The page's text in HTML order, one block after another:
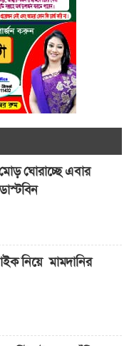
ঘোরাচ্ছে এবার
নিয়ে মামদানির